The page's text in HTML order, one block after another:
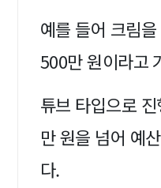
예를 들어 크림
500만 원이라고
튜브 타입으로
만 원을 넘어 예
다.